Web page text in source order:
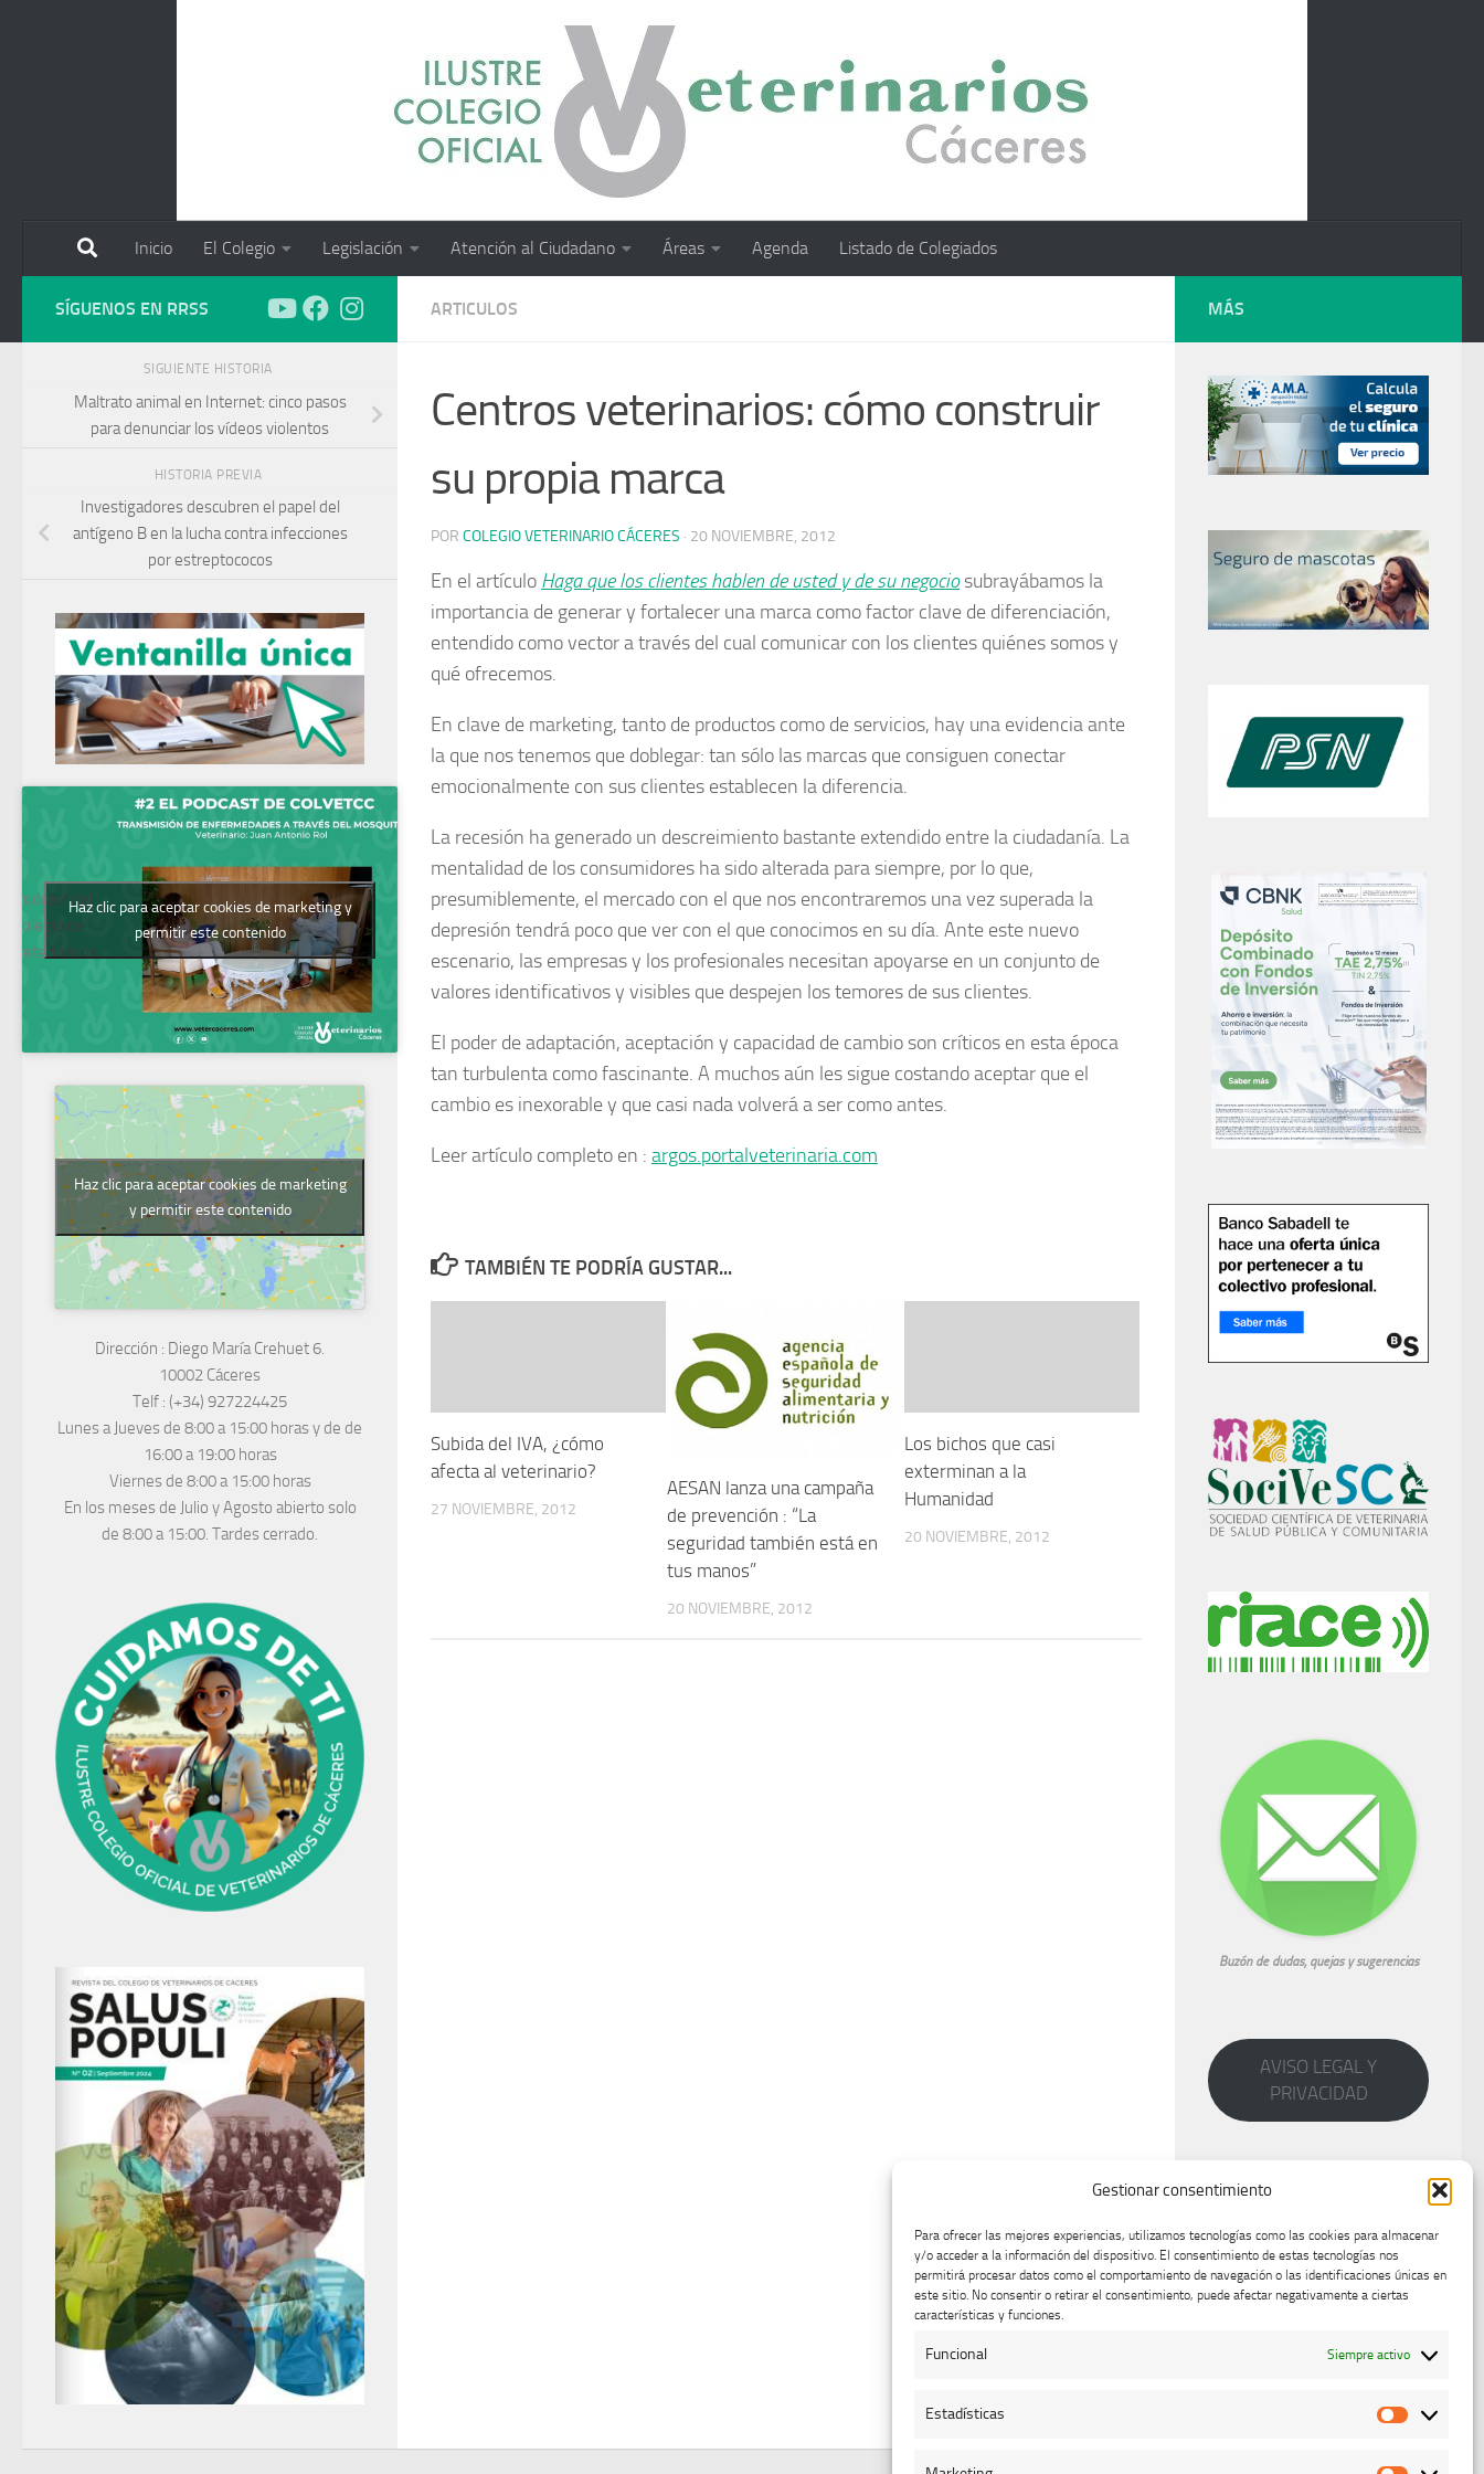
Gestionar consentimiento
Para ofrecer las mejores experiencias, utilizamos tecnologías como las cookies para almacenar
y/o acceder a la información del dispositivo. El consentimiento de estas tecnologías nos
permitirá procesar datos como el comportamiento de navegación o las identificaciones únicas en
este sitio. No consentir o retirar el consentimiento, puede afectar negativamente a ciertas
características y funciones.
Funcional Siempre activo
Estadísticas
Inicio El Colegio Legislación Atención al Ciudadano Áreas Agenda Listado de Colegiados
ARTICULOS
Centros veterinarios: cómo construir
su propia marca
POR COLEGIO VETERINARIO CÁCERES · 20 NOVIEMBRE, 2012
En el artículo Haga que los clientes hablen de usted y de su negociosubrayábamos la
importancia de generar y fortalecer una marca como factor clave de diferenciación,
entendido como vector a través del cual comunicar con los clientes quiénes somos y
qué ofrecemos.
En clave de marketing, tanto de productos como de servicios, hay una evidencia ante
la que nos tenemos que doblegar: tan sólo las marcas que consiguen conectar
emocionalmente con sus clientes establecen la diferencia.
La recesión ha generado un descreimiento bastante extendido entre la ciudadanía. La
mentalidad de los consumidores ha sido alterada para siempre, por lo que,
presumiblemente, el mercado con el que nos encontraremos una vez superada la
depresión tendrá poco que ver con el que conocimos en su día. Ante este nuevo
escenario, las empresas y los profesionales necesitan apoyarse en un conjunto de
valores identificativos y visibles que despejen los temores de sus clientes.
El poder de adaptación, aceptación y capacidad de cambio son críticos en esta época
tan turbulenta como fascinante. A muchos aún les sigue costando aceptar que el
cambio es inexorable y que casi nada volverá a ser como antes.
Leer artículo completo en : argos.portalveterinaria.com
TAMBIÉN TE PODRÍA GUSTAR...
Subida del IVA, ¿cómo
afecta al veterinario?
27 NOVIEMBRE, 2012
AESAN lanza una campaña
de prevención : “La
seguridad también está en
tus manos”
20 NOVIEMBRE, 2012
Los bichos que casi
exterminan a la
Humanidad
20 NOVIEMBRE, 2012
SÍGUENOS EN RRSS
SIGUIENTE HISTORIA
Maltrato animal en Internet: cinco pasos
para denunciar los vídeos violentos
HISTORIA PREVIA
Investigadores descubren el papel del
antígeno B en la lucha contra infecciones
por estreptococos
Podcast del
Colegio de
Veterinarios
Haz clic para aceptar cookies de marketing y
permitir este contenido
Haz clic para aceptar cookies de marketing
y permitir este contenido
Dirección : Diego María Crehuet 6.
10002 Cáceres
Telf : (+34) 927224425
Lunes a Jueves de 8:00 a 15:00 horas y de de
16:00 a 19:00 horas
Viernes de 8:00 a 15:00 horas
En los meses de Julio y Agosto abierto solo
de 8:00 a 15:00. Tardes cerrado.
MÁS
Buzón de dudas, quejas y sugerencias
AVISO LEGAL Y
PRIVACIDAD